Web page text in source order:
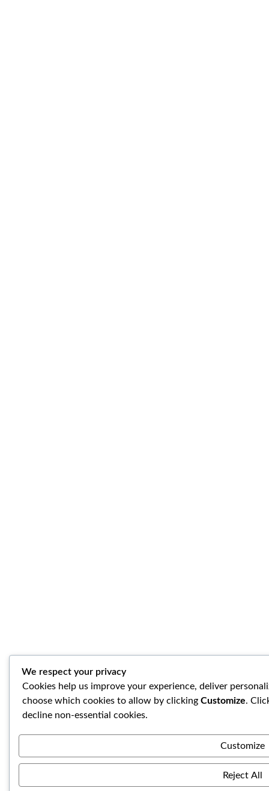
We respect your privacy
Cookies help us improve your experience, deliver
choose which cookies to allow by clicking Customize.
decline non-essential cookies.
Customize
Reject All